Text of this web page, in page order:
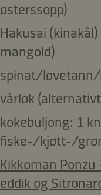
østerssopp)
Hakusai
mangold)
spinat/løvetann/
vårløk
kokebuljong: 1
fiske-/kjøtt-/
Kikkoman Ponzu
eddik og